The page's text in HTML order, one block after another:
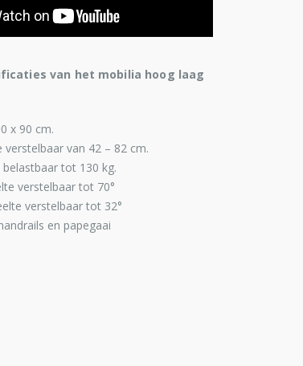
van het mobilia hoog laag
x 90 cm.
verstelbaar van 42 – 82 cm.
belastbaar tot 130 kg.
verstelbaar tot 70°
verstelbaar tot 32°
en papegaai